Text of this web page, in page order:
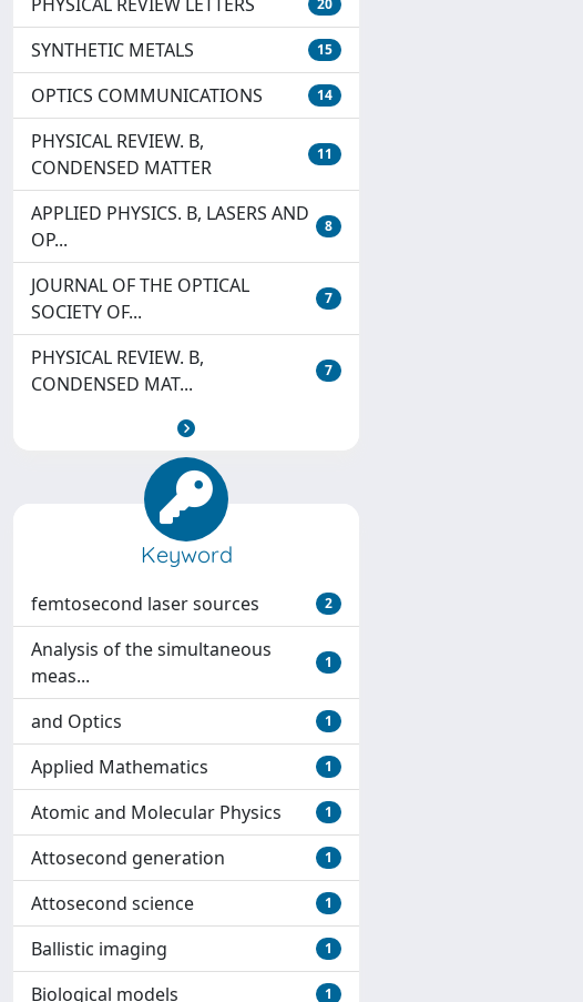
20
SYNTHETIC METALS 15
OPTICS COMMUNICATIONS 14
PHYSICAL REVIEW. B,
CONDENSED MATTER
11
APPLIED PHYSICS. B, LASERS AND
OP...
8
JOURNAL OF THE OPTICAL
SOCIETY OF...
7
PHYSICAL REVIEW. B,
CONDENSED MAT...
7
Keyword
femtosecond laser sources 2
Analysis of the simultaneous
meas...
1
and Optics 1
Applied Mathematics 1
Atomic and Molecular Physics 1
Attosecond generation 1
Attosecond science 1
Ballistic imaging 1
Biological models 1